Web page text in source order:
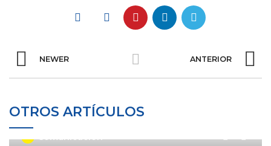
NEWER ANTERIOR
OTROS ARTÍCULOS
Comunicación